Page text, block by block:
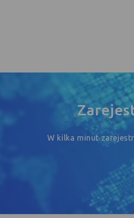
W kilka minut